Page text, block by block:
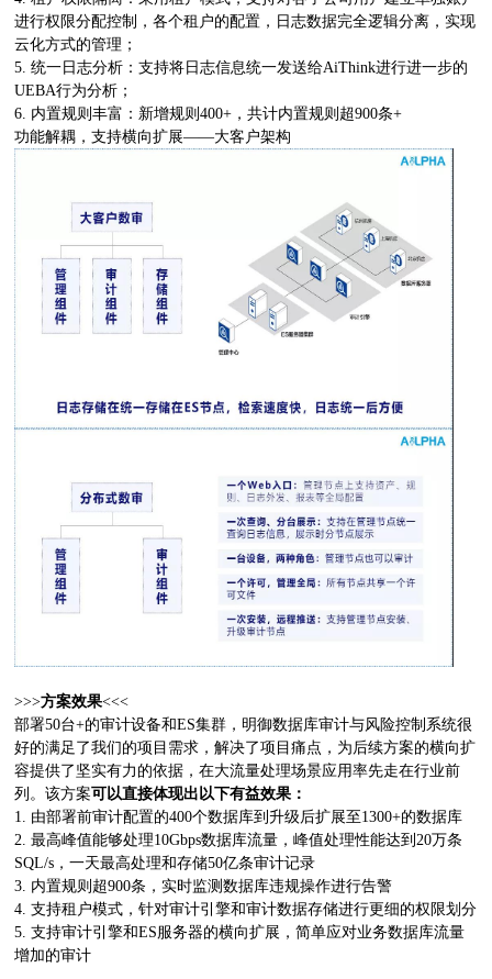
进行权限分配控制，各个租户的配置，日志数据完全逻辑分离，实现
云化方式的管理；
5. 统一日志分析：支持将日志信息统一发送给AiThink进行进一步的
UEBA行为分析；
6. 内置规则丰富：新增规则400+，共计内置规则超900条+
功能解耦，支持横向扩展——大客户架构
>>>方案效果<<<
部署50台+的审计设备和ES集群，明御数据库审计与风险控制系统很
好的满足了我们的项目需求，解决了项目痛点，为后续方案的横向扩
容提供了坚实有力的依据，在大流量处理场景应用率先走在行业前
列。该方案可以直接体现出以下有益效果：
1. 由部署前审计配置的400个数据库到升级后扩展至1300+的数据库
2. 最高峰值能够处理10Gbps数据库流量，峰值处理性能达到20万条
SQL/s，一天最高处理和存储50亿条审计记录
3. 内置规则超900条，实时监测数据库违规操作进行告警
4. 支持租户模式，针对审计引擎和审计数据存储进行更细的权限划分
5. 支持审计引擎和ES服务器的横向扩展，简单应对业务数据库流量
增加的审计